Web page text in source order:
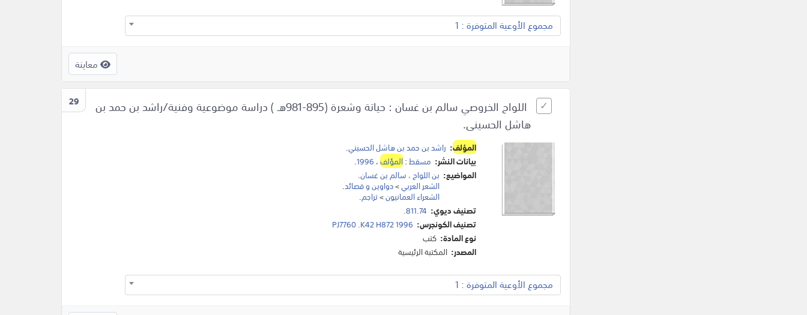
مجموع الأوعية المتوفرة : 1
معاينة
29
اللواح الخروصي سالم بن غسان : حياتة وشعرة (895-981هـ ) دراسة موضوعية وفنية/راشد بن حمد بن
هاشل الحسينى.
المؤلف: راشد بن حمد بن هاشل الحسيني.
بيانات النشر: مسقط:المؤلف، 1996
.
المواضيع: بن اللواح ، سالم بن غسان.
الشعر العربي>دواوين و قصائد.
الشعراء العمانيون>تراجم.
تصنيف ديوي: 811.74.
تصنيف الكونجرس: PJ7760 .K42 H872 1996
نوع المادة: كتب
المصدر: المكتبة الرئيسية
مجموع الأوعية المتوفرة : 1